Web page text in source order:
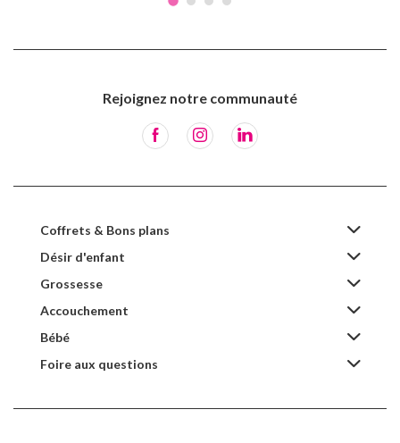
Rejoignez notre communauté
Coffrets & Bons plans
Désir d'enfant
Grossesse
Accouchement
Bébé
Foire aux questions